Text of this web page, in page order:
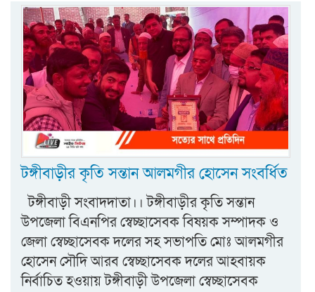
টঙ্গীবাড়ীর কৃতি সন্তান আলমগীর হোসেন সংবর্ধিত
টঙ্গীবাড়ী সংবাদদাতা।। টঙ্গীবাড়ীর কৃতি সন্তান
উপজেলা বিএনপির স্বেচ্ছাসেবক বিষয়ক সম্পাদক ও
জেলা স্বেচ্ছাসেবক দলের সহ সভাপতি মোঃ আলমগীর
হোসেন সৌদি আরব স্বেচ্ছাসেবক দলের আহবায়ক
নির্বাচিত হওয়ায় টঙ্গীবাড়ী উপজেলা স্বেচ্ছাসেবক